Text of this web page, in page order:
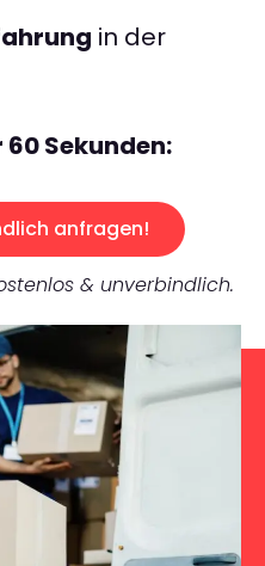
in der
Sekunden:
anfragen!
& unverbindlich.